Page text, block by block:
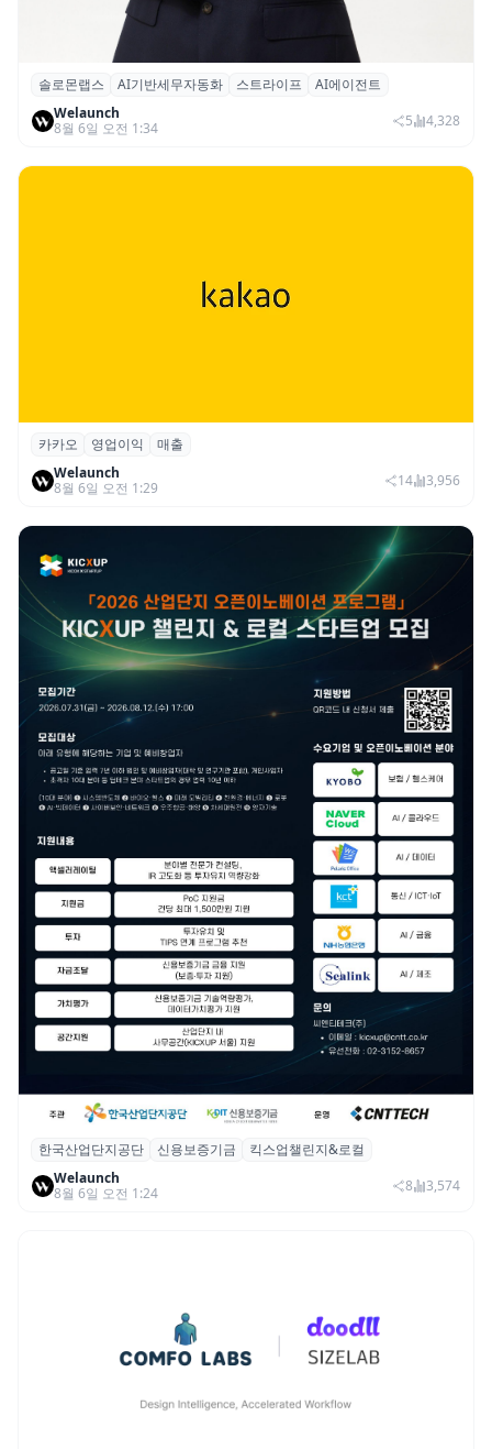
솔로몬랩스, 스트라이프 출신 이창헌 영입…
절세 전략 AI 에이전트 개발 본격화
솔로몬랩스 AI기반세무자동화 스트라이프
AI에이전트
Welaunch
8월 6일 오전 1:34
5 4,328
카카오, 2026년 2분기 매출 2조985억·영업
이익 2770억…역대 분기 최대
카카오 영업이익
매출
Welaunch
8월 6일 오전 1:29
14 3,956
산단공·신보, 2026 ‘킥스업 챌린지&로컬’ 참
여 스타트업 모집
한국산업단지공단 신용보증기금
킥스업챌린지&로컬
Welaunch
8월 6일 오전 1:24
8 3,574